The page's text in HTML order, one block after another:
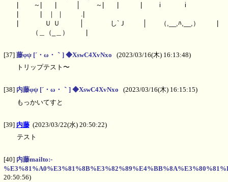
| ～| | │ ～| | | i i
| | ｜ ｜ .|
| Ｕ Ｕ │ し`Ｊ │ （,__,ﾊ,__,） |
（＿（_＿） |
[37] 藤φψ [´・ω・｀] ◆XswC4XvNxo
(2023/03/16(木) 16:13:48)
トリップテスト〜
[38] 内藤φψ [´・ω・｀] ◆XswC4XvNxo
(2023/03/16(木) 16:15:15)
もっかいてすと
[39] 内藤 (2023/03/22(水) 20:50:22)
テスト
[40] 内藤mailto:-
20:50:56)